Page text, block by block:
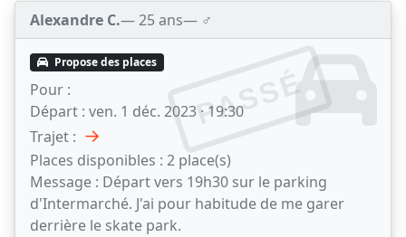
Alexandre C.— 25 ans— ♂️
PASSÉ
Propose des places
Pour :
Départ : ven. 1 déc. 2023 · 19:30
Trajet : →
Places disponibles : 2 place(s)
Message : Départ vers 19h30 sur le parking
d'Intermarché. J'ai pour habitude de me garer
derrière le skate park.